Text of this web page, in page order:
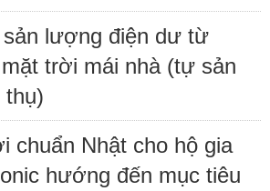
lượng điện dư từ
trời mái nhà (tự sản
chuẩn Nhật cho hộ gia
hướng đến mục tiêu